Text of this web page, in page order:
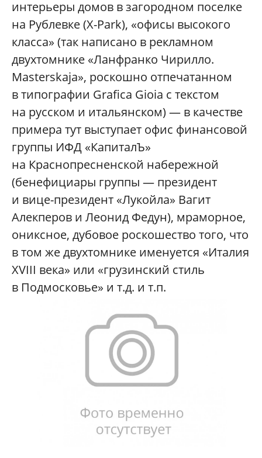
интерьеры домов в загородном поселке
на Рублевке (X-Park), «офисы высокого
класса» (так написано в рекламном
двухтомнике «Ланфранко Чирилло.
Masterskaja», роскошно отпечатанном
в типографии Grafica Gioia с текстом
на русском и итальянском) — в качестве
примера тут выступает офис финансовой
группы ИФД «КапиталЪ»
на Краснопресненской набережной
(бенефициары группы — президент
и вице-президент «Лукойла» Вагит
Алекперов и Леонид Федун), мраморное,
ониксное, дубовое роскошество того, что
в том же двухтомнике именуется «Италия
ХVIII века» или «грузинский стиль
в Подмосковье» и т.д. и т.п.